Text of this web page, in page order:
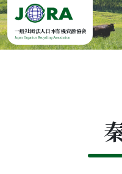
Skip to content
一般社団法人日本有機資源協会
Japan Organics Recycling Association